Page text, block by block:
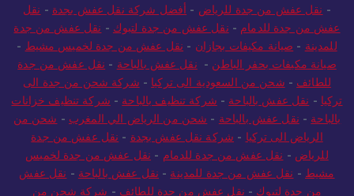
- نقل عفش من جدة للرياض - أفضل شركة نقل عفش بجدة - نقل
عفش من جدة للدمام - نقل عفش من جدة لتبوك - نقل عفش من جدة
للمدينة - صيانة مكيفات بجازان - نقل عفش من جدة لخميس مشيط -
صيانة مكيفات بحفر الباطن - نقل عفش بالباحة - نقل عفش من جدة
للطائف - شحن من السعودية الى تركيا - شركة شحن من جدة الى
تركيا - نقل عفش بالباحة - شركة تنظيف بالباحة - شركة تنظيف خزانات
بالباحة - نقل عفش بالباحة - شحن من الرياض الي المغرب - شحن من
الرياض الى تركيا - شركة نقل عفش بجدة - نقل عفش من جدة
للرياض - نقل عفش من جدة للدمام - نقل عفش من جدة لخميس
مشيط - نقل عفش من جدة للمدينة - نقل عفش بالباحة - نقل عفش
من جدة لتبوك - نقل عفش من جدة للطائف - شركة شحن من